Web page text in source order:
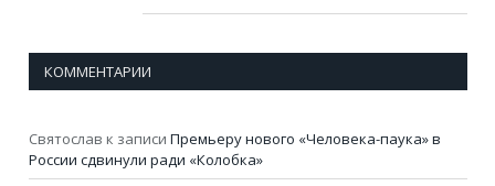
КОММЕНТАРИИ
Святослав к записи Премьеру нового «Человека-паука» в
России сдвинули ради «Колобка»